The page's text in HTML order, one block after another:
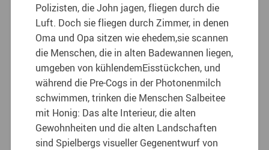
Polizisten, die John jagen, fliegen durch die
Luft. Doch sie fliegen durch Zimmer, in denen
Oma und Opa sitzen wie ehedem,sie scannen
die Menschen, die in alten Badewannen liegen,
umgeben von kühlendemEisstückchen, und
während die Pre-Cogs in der Photonenmilch
schwimmen, trinken die Menschen Salbeitee
mit Honig: Das alte Interieur, die alten
Gewohnheiten und die alten Landschaften
sind Spielbergs visueller Gegenentwurf von